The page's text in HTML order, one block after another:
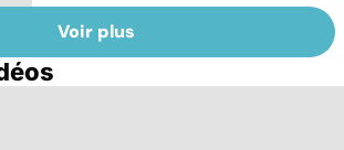
Voir plus